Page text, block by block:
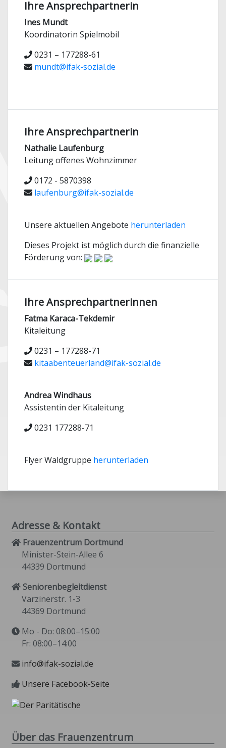
Ihre Ansprechpartnerin
Ines Mundt
Koordinatorin Spielmobil
0231 – 177288-61
mundt@ifak-sozial.de
Ihre Ansprechpartnerin
Nathalie Laufenburg
Leitung offenes Wohnzimmer
0172 - 5870398
laufenburg@ifak-sozial.de
Unsere aktuellen Angebote herunterladen
Dieses Projekt ist möglich durch die finanzielle
Förderung von:
Ihre Ansprechpartnerinnen
Fatma Karaca-Tekdemir
Kitaleitung
0231 – 177288-71
kitaabenteuerland@ifak-sozial.de
Andrea Windhaus
Assistentin der Kitaleitung
0231 177288-71
Flyer Waldgruppe herunterladen
Adresse & Kontakt
Frauenzentrum Dortmund
Minister-Stein-Allee 6
44339 Dortmund
Seniorenbegleitdienst
Varzinerstr. 1-3
44369 Dortmund
Mo - Do: 08:00–15:00
Fr: 08:00–14:00
info@ifak-sozial.de
Unsere Facebook-Seite
Über das Frauenzentrum